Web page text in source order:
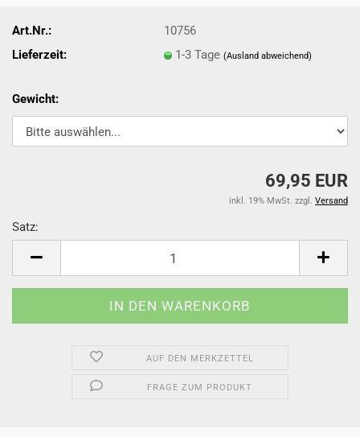
Art.Nr.:
10756
Lieferzeit:
1-3 Tage(Ausland abweichend)
Gewicht:
69,95 EUR
inkl. 19% MwSt. zzgl. Versand
Satz:
AUF DEN MERKZETTEL
FRAGE ZUM PRODUKT